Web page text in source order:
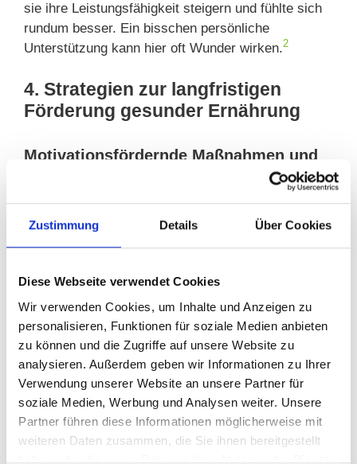
Zustimmung Details Über Cookies
Diese Webseite verwendet Cookies
Wir verwenden Cookies, um Inhalte und Anzeigen zu
personalisieren, Funktionen für soziale Medien anbieten
zu können und die Zugriffe auf unsere Website zu
analysieren. Außerdem geben wir Informationen zu Ihrer
Verwendung unserer Website an unsere Partner für
soziale Medien, Werbung und Analysen weiter. Unsere
Partner führen diese Informationen möglicherweise mit
weiteren Daten zusammen, die Sie ihnen bereitgestellt
sie ihre Leistungsfähigkeit steigern und fühlte sich
rundum besser. Ein bisschen persönliche
Unterstützung kann hier oft Wunder wirken.2
4. Strategien zur langfristigen
Förderung gesunder Ernährung
Motivationsfördernde Maßnahmen und
Anreize schaffen? Rabatte für Fitness- und
Gesundheitsprodukte, Belohnungen für die
Wettbewerbe wie „Das gesündeste Team des
Monats“ können Wunder wirken. Ein bisschen
Gamification macht es leichter, gesunde
Gewohnheiten zu entwickeln.
Es kann auch Spaß machen: In einem
Unternehmen wurde ein Wettbewerb für die
„gesündeste Lunchbox“ ins Leben gerufen. Die
Mitarbeiter brachten kreative, gesunde Mahlzeiten